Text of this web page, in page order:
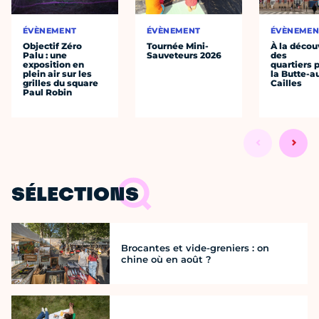
ÉVÈNEMENT
Objectif Zéro
Palu : une
exposition en
plein air sur les
grilles du square
Paul Robin
ÉVÈNEMENT
Tournée Mini-
Sauveteurs 2026
À la
des
quartiers
la Butte-
Cailles
SÉLECTIONS
Brocantes et vide-greniers : on
chine où en août ?